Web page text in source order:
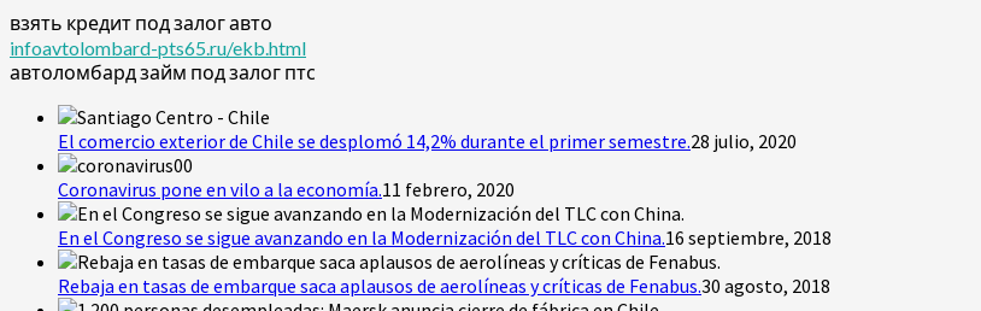
взять кредит под залог авто
infoavtolombard-pts65.ru/ekb.html
автоломбард займ под залог птс
El comercio exterior de Chile se desplomó 14,2% durante el primer semestre.28 julio, 2020
Coronavirus pone en vilo a la economía.11 febrero, 2020
En el Congreso se sigue avanzando en la Modernización del TLC con China.16 septiembre, 2018
Rebaja en tasas de embarque saca aplausos de aerolíneas y críticas de Fenabus.30 agosto, 2018